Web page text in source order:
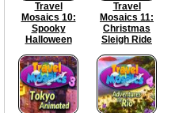
Travel
Mosaics 10:
Spooky
Halloween
Travel
Mosaics 11:
Christmas
Sleigh Ride